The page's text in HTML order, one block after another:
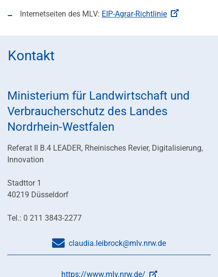
Internetseiten des MLV: EIP-Agrar-Richtlinie
Kontakt
Ministerium für Landwirtschaft und
Verbraucherschutz des Landes
Nordrhein-Westfalen
Referat II B.4 LEADER, Rheinisches Revier, Digitalisierung,
Innovation
Stadttor 1
40219 Düsseldorf
Tel.: 0 211 3843-2277
claudia.leibrock@mlv.nrw.de
https://www.mlv.nrw.de/